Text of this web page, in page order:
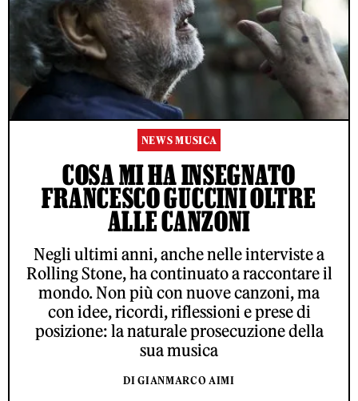
NEWS MUSICA
COSA MI HA INSEGNATO
FRANCESCO GUCCINI OLTRE
ALLE CANZONI
Negli ultimi anni, anche nelle interviste a
Rolling Stone, ha continuato a raccontare il
mondo. Non più con nuove canzoni, ma
con idee, ricordi, riflessioni e prese di
posizione: la naturale prosecuzione della
sua musica
DI GIANMARCO AIMI